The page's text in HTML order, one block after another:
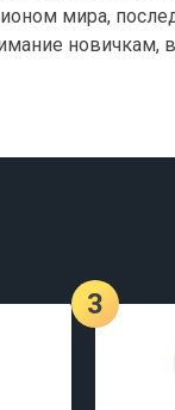
мира,
новичкам,
3